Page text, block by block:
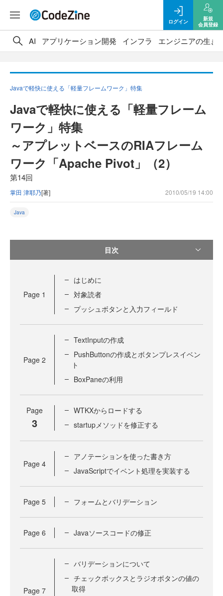
ログイン
新規
会員登録
AI アプリケーション開発 インフラ エンジニアの生き
Javaで軽快に使える「軽量フレームワーク」特集
Javaで軽快に使える「軽量フレーム
ワーク」特集
～アプレットベースのRIAフレーム
ワーク「Apache Pivot」（2）
第14回
掌田 津耶乃[著] 2010/05/19 14:00
Java
目次
Page 1
はじめに
対象読者
プッシュボタンと入力フィールド
Page 2
TextInputの作成
PushButtonの作成とボタンプレスイベン
ト
BoxPaneの利用
Page
3
WTKXからロードする
startupメソッドを修正する
Page 4
アノテーションを使った書き方
JavaScriptでイベント処理を実装する
Page 5 フォームとバリデーション
Page 6 Javaソースコードの修正
Page 7
バリデーションについて
チェックボックスとラジオボタンの値の
取得